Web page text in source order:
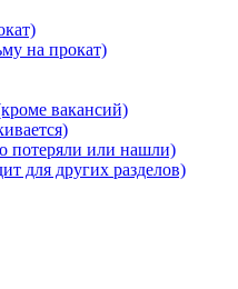
на прокат)
вакансий)
потеряли или нашли)
для других разделов)